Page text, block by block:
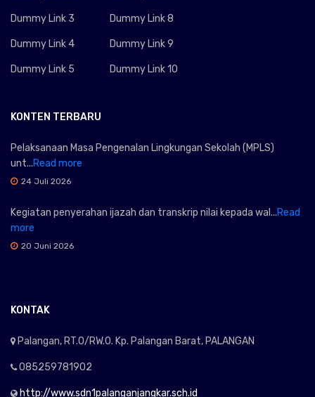
Dummy Link 3
Dummy Link 4
Dummy Link 5
Dummy Link 8
Dummy Link 9
Dummy Link 10
KONTEN TERBARU
Pelaksanaan Masa Pengenalan Lingkungan Sekolah (MPLS)
unt...Read more
24 Juli 2026
Kegiatan penyerahan ijazah dan transkrip nilai kepada wal...Read
more
20 Juni 2026
KONTAK
Palangan, RT.0/RW.0. Kp. Palangan Barat, PALANGAN
085259781902
http://www.sdn1palanganjangkar.sch.id